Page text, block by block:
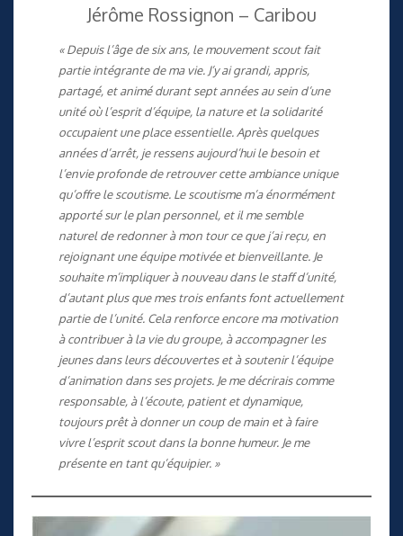
Jérôme Rossignon – Caribou
« Depuis l’âge de six ans, le mouvement scout fait
partie intégrante de ma vie. J’y ai grandi, appris,
partagé, et animé durant sept années au sein d’une
unité où l’esprit d’équipe, la nature et la solidarité
occupaient une place essentielle. Après quelques
années d’arrêt, je ressens aujourd’hui le besoin et
l’envie profonde de retrouver cette ambiance unique
qu’offre le scoutisme. Le scoutisme m’a énormément
apporté sur le plan personnel, et il me semble
naturel de redonner à mon tour ce que j’ai reçu, en
rejoignant une équipe motivée et bienveillante. Je
souhaite m’impliquer à nouveau dans le staff d’unité,
d’autant plus que mes trois enfants font actuellement
partie de l’unité. Cela renforce encore ma motivation
à contribuer à la vie du groupe, à accompagner les
jeunes dans leurs découvertes et à soutenir l’équipe
d’animation dans ses projets. Je me décrirais comme
responsable, à l’écoute, patient et dynamique,
toujours prêt à donner un coup de main et à faire
vivre l’esprit scout dans la bonne humeur. Je me
présente en tant qu’équipier. »